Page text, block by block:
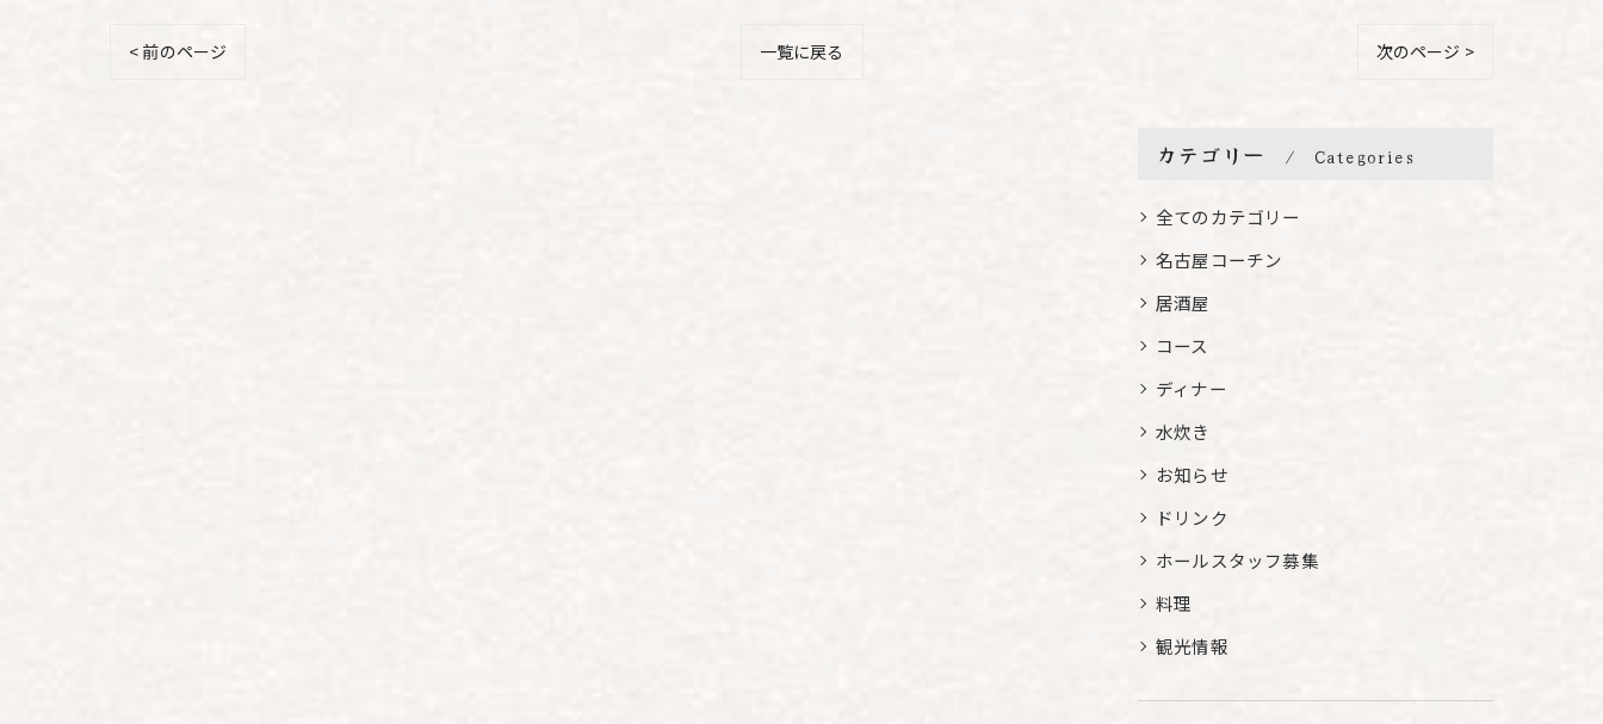
< 前のページ 一覧に戻る 次のページ >
カテゴリー Categories
全てのカテゴリー
名古屋コーチン
居酒屋
コース
ディナー
水炊き
お知らせ
ドリンク
ホールスタッフ募集
料理
観光情報